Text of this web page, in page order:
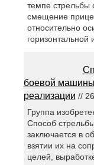
темпе стрельбы
смещение
относительно
горизонтальной
боевой машины
реализации //
Группа
Способ
заключается в
взятии их на
целей,